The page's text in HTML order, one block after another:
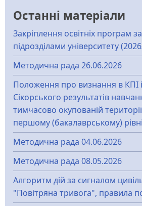
Останні матеріали
Закріплення освітніх програм
підрозділами університету
Методична рада 26.06.2026
Положення про визнання в КПІ
Сікорського результатів
тимчасово окупованій
першому (бакалаврському)
Методична рада 04.06.2026
Методична рада 08.05.2026
Алгоритм дій за сигналом
"Повітряна тривога", правила